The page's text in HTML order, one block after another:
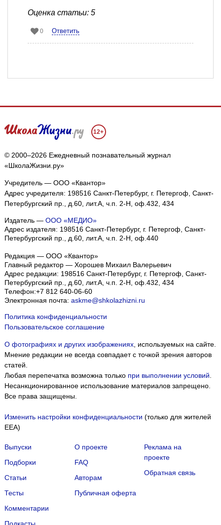
Оценка статьи: 5
0 Ответить
12+
© 2000–2026 Ежедневный познавательный журнал
«ШколаЖизни.ру»
Учредитель — ООО «Квантор»
Адрес учредителя: 198516 Санкт-Петербург, г. Петергоф, Санкт-
Петербургский пр., д.60, лит.А, ч.п. 2-Н, оф.432, 434
Издатель — ООО «МЕДИО»
Адрес издателя: 198516 Санкт-Петербург, г. Петергоф, Санкт-
Петербургский пр., д.60, лит.А, ч.п. 2-Н, оф.440
Редакция — ООО «Квантор»
Главный редактор — Хорошев Михаил Валерьевич
Адрес редакции: 198516 Санкт-Петербург, г. Петергоф, Санкт-
Петербургский пр., д.60, лит.А, ч.п. 2-Н, оф.432, 434
Телефон:+7 812 640-06-60
Электронная почта: askme@shkolazhizni.ru
Политика конфиденциальности
Пользовательское соглашение
О фотографиях и других изображениях, используемых на сайте.
Мнение редакции не всегда совпадает с точкой зрения авторов
статей.
Любая перепечатка возможна только при выполнении условий.
Несанкционированное использование материалов запрещено.
Все права защищены.
Изменить настройки конфиденциальности (только для жителей
EEA)
Выпуски
Подборки
Статьи
Тесты
Комментарии
О проекте
FAQ
Авторам
Публичная оферта
Реклама на
проекте
Обратная связь